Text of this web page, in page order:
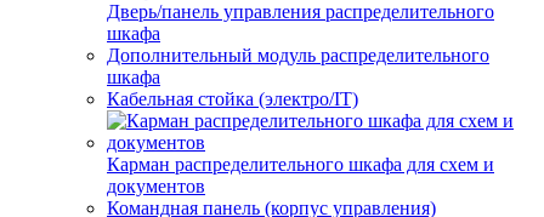
Дверь/панель управления распределительного
шкафа
Дополнительный модуль распределительного
шкафа
Кабельная стойка (электро/IT)
Карман распределительного шкафа для схем и
документов
Командная панель (корпус управления)